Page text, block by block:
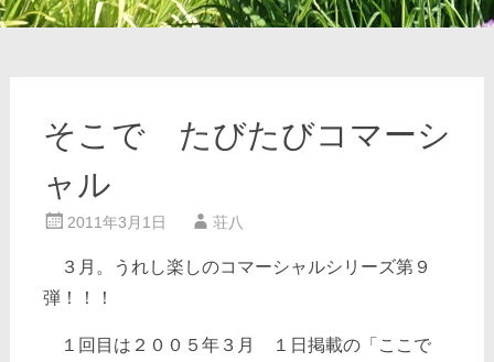
そこで たびたびコマーシ
ャル
2011年3月1日 荘八
３月。うれし楽しのコマーシャルシリーズ第９
弾！！！
１回目は２００５年３月 １日掲載の「ここで